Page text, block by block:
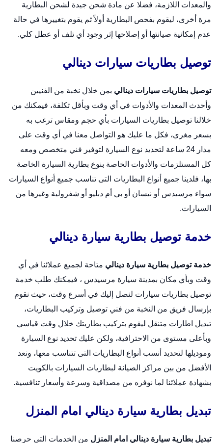
والمعدات اللازمة، فضلا عن مادة شحن جيدة لشحن البطارية
مرة أخرى، ليقوم بفحص البطارية أولاً ثم يقوم بتغييرها في حالة
عدم إمكانية صيانتها أو إصلاحها إثر وجود أي تلف أو عطل كلي.
توصيل بطاريات سيارات دينالي
توصيل بطاريات سيارات دينالي بمن خلال نخبة من الفنيين
وأحدث المعدات والأدوات في أي وقت وبأقل تكلفة، فيمكنك من
خلالنا توصيل بطاريات السيارات بأي حجم ومقاس ترغب به
بسعر مغري، فكل ما عليك هو التواصل معنا في أي وقت على
مدار 24 ساعة لتحديد نوع السيارة لتوفير فني متخصص ومعه
كل المستلزمات والأدوات الخاصة بنوع بطارية السيارة الخاصة
بها، فلدينا جميع أنواع البطاريات التى تناسب جميع أنواع السيارات
سواء مرسيدس أو نيسان أو بي أم دبليو أو شفرولية وغيرها من
السيارات.
خدمة توصيل بطارية سيارة دينالي
خدمة توصيل بطارية سيارة دينالي متاحة لجميع عملائنا في أي
وقت وبأي مكان بمدينة سيارة مرسيدس ، فيمكنك طلب خدمة
توصيل بطاريات سيارات لنصل إليك في أسرع وقت، حيث نقوم
بإرسال فريق من النخبة من فني توصيل وتركيب البطاريات،
تبديل اطارات متنقل ليقوم بتركيب بطاريتك خلال وقت قياسي
وبأعلى مستوى من الاحترافية، ولكن عليك تحديد نوع السيارة
وموديلها لتحديد أنسب أنواع البطاريات التى تتناسب معها، ونعد
الأفضل من بين مراكز الصيانة لبطاريات السيارات بالكويت
بشهادة عملائنا لما نوفره من مصداقية وسرعة وأسعار تنافسية.
تبديل بطارية سيارة دينالي امام المنزل
تبديل بطارية سيارة دينالي امام المنزل من الخدمات التى حرصنا